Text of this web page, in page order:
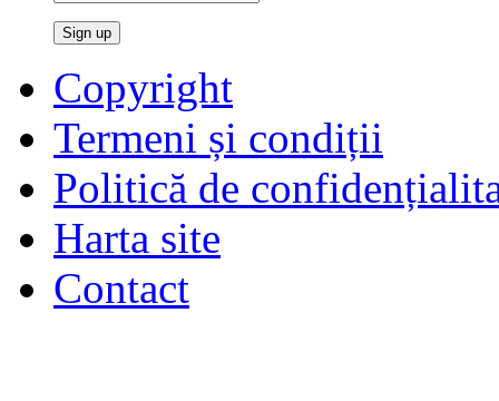
Copyright
Termeni și condiții
Politică de
Harta site
Contact